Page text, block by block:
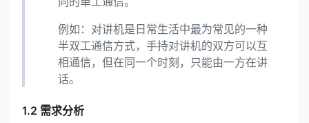
例如：对讲机是日常生活中最为常见的一种
半双工通信方式，手持对讲机的双方可以互
相通信，但在同一个时刻，只能由一方在讲
话。
1.2 需求分析